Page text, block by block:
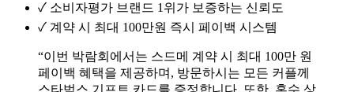
✓ 소비자평가 브랜드 1위가 보증하는 신뢰도
✓ 계약 시 최대 100만원 즉시 페이백 시스템
“이번 박람회에서는 스드메 계약 시 최대 100만 원
페이백 혜택을 제공하며, 방문하시는 모든 커플께